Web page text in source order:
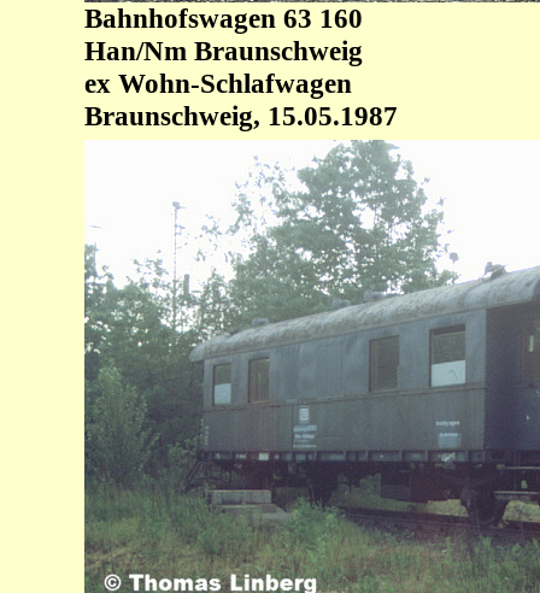
Bahnhofswagen 63 160
Han/Nm Braunschweig
ex Wohn-Schlafwagen
Braunschweig, 15.05.1987